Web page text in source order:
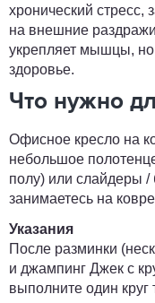
хронический стресс,
на внешние
укрепляет мышцы,
здоровье.
Что нужно
Офисное кресло на
небольшое
полу) или слайдеры
занимаетесь на
Указания
После разминки
и джампинг Джек с
выполните один круг